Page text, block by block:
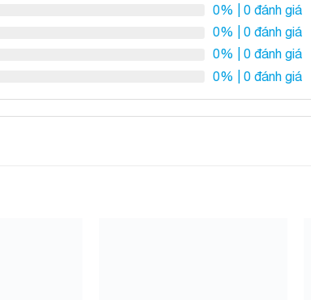
0% | 0 đánh giá
0% | 0 đánh giá
0% | 0 đánh giá
0% | 0 đánh giá